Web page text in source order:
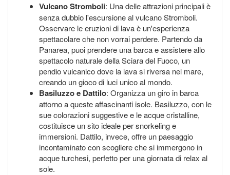
Vulcano Stromboli: Una delle attrazioni principali è
senza dubbio l'escursione al vulcano Stromboli.
Osservare le eruzioni di lava è un'esperienza
spettacolare che non vorrai perdere. Partendo da
Panarea, puoi prendere una barca e assistere allo
spettacolo naturale della Sciara del Fuoco, un
pendio vulcanico dove la lava si riversa nel mare,
creando un gioco di luci unico al mondo.
Basiluzzo e Dattilo: Organizza un giro in barca
attorno a queste affascinanti isole. Basiluzzo, con le
sue colorazioni suggestive e le acque cristalline,
costituisce un sito ideale per snorkeling e
immersioni. Dattilo, invece, offre un paesaggio
incontaminato con scogliere che si immergono in
acque turchesi, perfetto per una giornata di relax al
sole.